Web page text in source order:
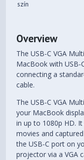
szín
Overview
The USB-C VGA
MacBook with USB-
connecting a
cable.
The USB-C VGA
your MacBook
in up to 1080p HD.
movies and
the USB-C port on
projector via a VGA